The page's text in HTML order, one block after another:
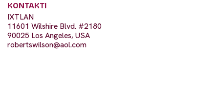
KONTAKTI
IXTLAN
11601 Wilshire Blvd. #2180
90025 Los Angeles, USA
robertswilson@aol.com